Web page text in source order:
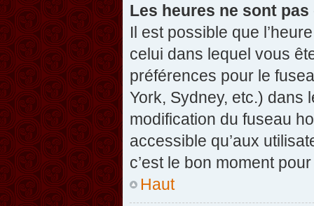
Les heures ne sont
Il est possible que
celui dans lequel vous
préférences pour le
York, Sydney, etc.) dans
modification du fuseau
accessible qu’aux
c’est le bon moment
Haut